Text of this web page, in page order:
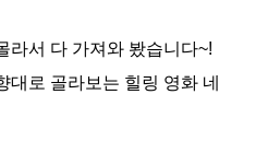
라서 다 가져와 봤습니다~!
대로 골라보는 힐링 영화 네